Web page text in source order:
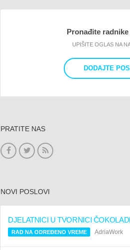
Pronađite
UPIŠITE OGLAS NA
DODAJTE
PRATITE NAS
NOVI POSLOVI
DJELATNICI U TVORNICI
RAD NA ODREĐENO VREME AdriaWork